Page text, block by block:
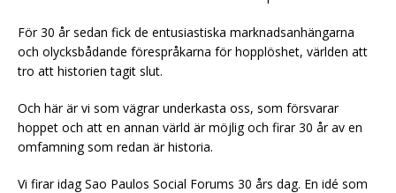
För 30 år sedan fick de entusiastiska marknadsanhängarna
och olycksbådande förespråkarna för hopplöshet, världen att
tro att historien tagit slut.
Och här är vi som vägrar underkasta oss, som försvarar
hoppet och att en annan värld är möjlig och firar 30 år av en
omfamning som redan är historia.
Vi firar idag Sao Paulos Social Forums 30 års dag. En idé som